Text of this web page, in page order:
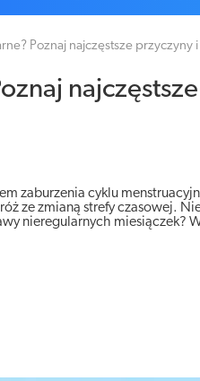
Poznaj najczęstsze przyczyny
zaburzenia cyklu
ze zmianą strefy czasowej.
nieregularnych miesiączek?